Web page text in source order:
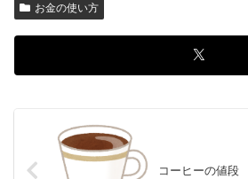
お金の使い方
コーヒーの値段